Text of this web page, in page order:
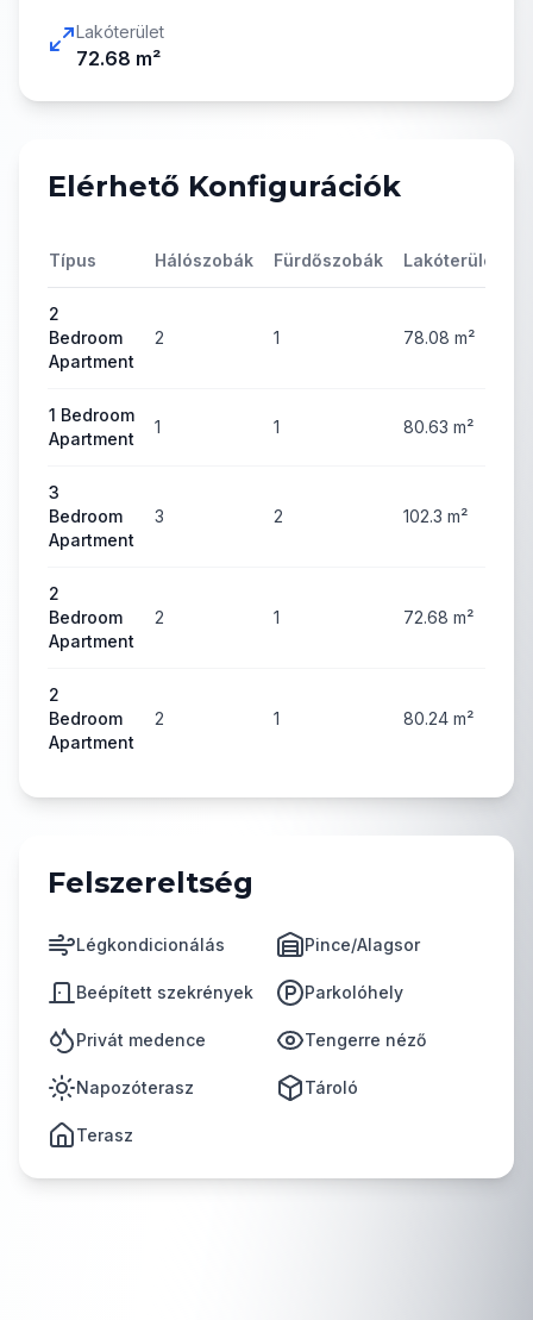
Lakóterület
72.68 m²
Elérhető Konfigurációk
Típus Hálószobák Fürdőszobák Lakóterület
2
Bedroom
Apartment
2 1 78.08 m²
1 Bedroom
Apartment
1 1 80.63 m²
3
Bedroom
Apartment
3 2 102.3 m²
2
Bedroom
Apartment
2 1 72.68 m²
2
Bedroom
Apartment
2 1 80.24 m²
Felszereltség
Légkondicionálás Pince/Alagsor
Beépített szekrények Parkolóhely
Privát medence Tengerre néző
Napozóterasz Tároló
Terasz